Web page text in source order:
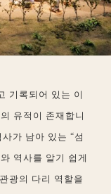
기록되어 있는 이
유적이 존재합니
가 남아 있는 “섬
역사를 알기 쉽게
광의 다리 역할을